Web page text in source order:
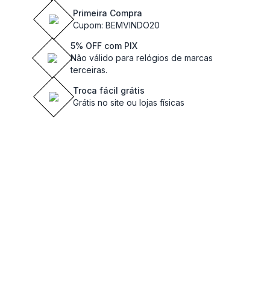
Primeira Compra
Cupom: BEMVINDO20
5% OFF com PIX
Não válido para relógios de marcas
terceiras.
Troca fácil grátis
Grátis no site ou lojas físicas